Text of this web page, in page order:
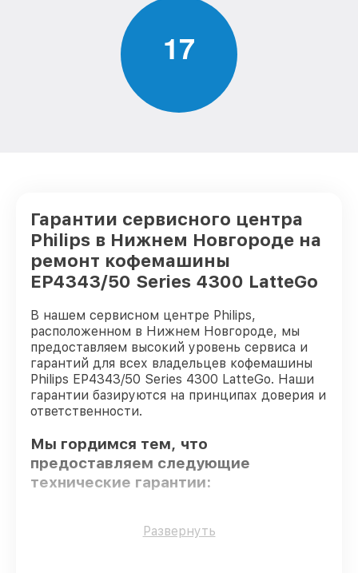
17
Гарантии сервисного центра
Philips в Нижнем Новгороде на
ремонт кофемашины
EP4343/50 Series 4300 LatteGo
В нашем сервисном центре Philips,
расположенном в Нижнем Новгороде, мы
предоставляем высокий уровень сервиса и
гарантий для всех владельцев кофемашины
Philips EP4343/50 Series 4300 LatteGo. Наши
гарантии базируются на принципах доверия и
ответственности.
Мы гордимся тем, что
предоставляем следующие
технические гарантии:
Только фирменные комплектующие
Развернуть